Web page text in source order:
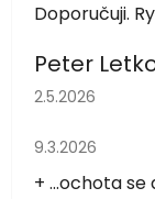
Doporučuji.
Peter
Hodnocení
2.5.2026
Hodnocení
9.3.2026
+ ...ochota